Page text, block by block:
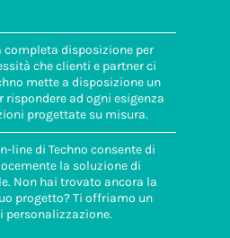
completa disposizione per
che clienti e partner ci
mette a disposizione un
ad ogni esigenza
progettate su misura.
line di Techno consente di
la soluzione di
Non hai trovato ancora la
progetto? Ti offriamo un
personalizzazione.